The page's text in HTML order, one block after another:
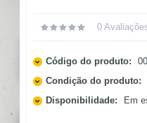
0
Código do produto:
Condição do produto:
Disponibilidade:
Em